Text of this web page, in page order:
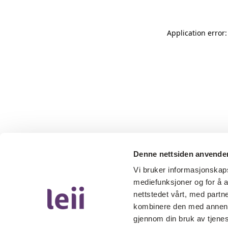
Denne nettsiden
Vi bruker
mediefunksjoner og for å
nettstedet vårt, med
kombinere den med
gjennom din bruk av
Application